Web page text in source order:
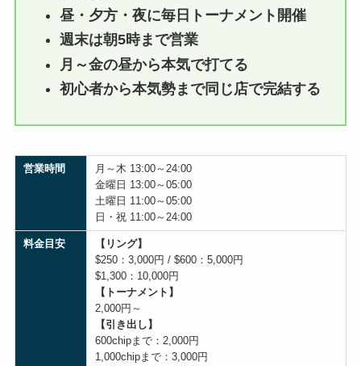
昼・夕方・夜に毎日トーナメント開催
週末は朝5時まで営業
月～金の昼から本気で打てる
初心者から本気勢まで同じ店で完結する
営業時間
月～木 13:00～24:00
金曜日 13:00～05:00
土曜日 11:00～05:00
日・祝 11:00～24:00
料金目安
【リング】
$250：3,000円 / $600：5,000円
$1,300：10,000円
【トーナメント】
2,000円～
【引き出し】
600chipまで：2,000円
1,000chipまで：3,000円